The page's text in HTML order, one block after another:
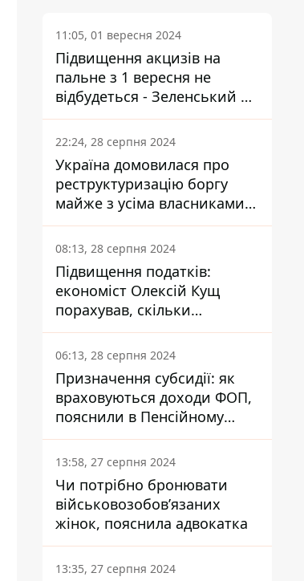
11:05, 01 вересня 2024
Підвищення акцизів на
пальне з 1 вересня не
відбудеться - Зеленський не
підписав закон
22:24, 28 серпня 2024
Україна домовилася про
реструктуризацію боргу
майже з усіма власниками
єврооблігацій: що це
означає для країни
08:13, 28 серпня 2024
Підвищення податків:
економіст Олексій Кущ
порахував, скільки
заплатить кожен українець
06:13, 28 серпня 2024
Призначення субсидії: як
враховуються доходи ФОП,
пояснили в Пенсійному
фонді
13:58, 27 серпня 2024
Чи потрібно бронювати
військовозобов’язаних
жінок, пояснила адвокатка
13:35, 27 серпня 2024